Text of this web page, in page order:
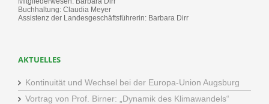
Buchhaltung: Claudia Meyer
Assistenz der Landesgeschäftsführerin: Barbara Dirr
AKTUELLES
Kontinuität und Wechsel bei der Europa-Union Augsburg
Vortrag von Prof. Birner: „Dynamik des Klimawandels“